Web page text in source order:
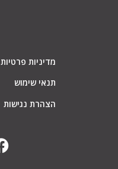
מדיניות פרטיות
תנאי שימוש
הצהרת נגישות